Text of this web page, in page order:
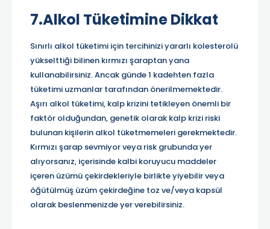
7.Alkol Tüketimine Dikkat
Sınırlı alkol tüketimi için tercihinizi yararlı kolesterolü
yükselttiği bilinen kırmızı şaraptan yana
kullanabilirsiniz. Ancak günde 1 kadehten fazla
tüketimi uzmanlar tarafından önerilmemektedir.
Aşırı alkol tüketimi, kalp krizini tetikleyen önemli bir
faktör olduğundan, genetik olarak kalp krizi riski
bulunan kişilerin alkol tüketmemeleri gerekmektedir.
Kırmızı şarap sevmiyor veya risk grubunda yer
alıyorsanız, içerisinde kalbi koruyucu maddeler
içeren üzümü çekirdekleriyle birlikte yiyebilir veya
öğütülmüş üzüm çekirdeğine toz ve/veya kapsül
olarak beslenmenizde yer verebilirsiniz.